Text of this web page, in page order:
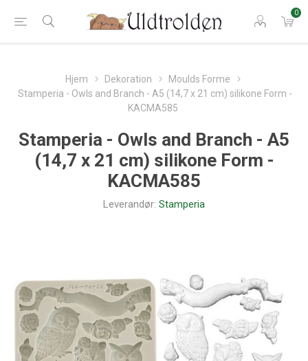
0
Hjem Dekoration
Moulds Forme
Stamperia - Owls and Branch - A5 (14,7 x 21 cm) silikone Form -
KACMA585
Stamperia - Owls and Branch - A5
(14,7 x 21 cm) silikone Form -
KACMA585
Leverandør: Stamperia